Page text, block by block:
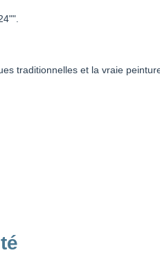
traditionnelles et la vraie